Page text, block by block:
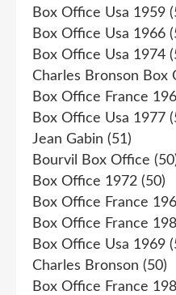
Box Office Usa 1959
Box Office Usa 1966
Box Office Usa 1974
Charles Bronson Box
Box Office France
Box Office Usa 1977
Jean Gabin (51)
Bourvil Box Office
Box Office 1972 (50)
Box Office France
Box Office France
Box Office Usa 1969
Charles Bronson (50)
Box Office France